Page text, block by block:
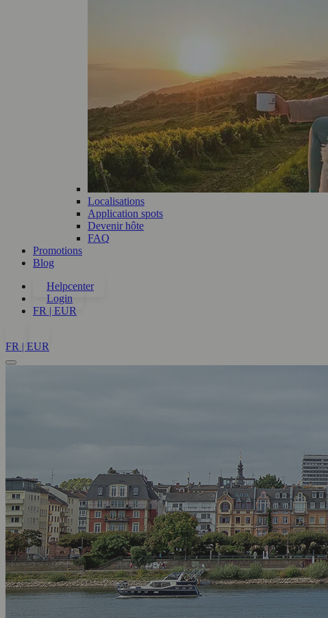
Localisations
Application spots
Devenir hôte
FAQ
Promotions
Blog
Helpcenter
Login
FR | EUR
FR | EUR